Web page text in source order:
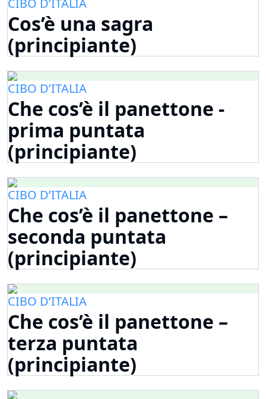
CIBO D’ITALIA
Cos’è una sagra
(principiante)
CIBO D’ITALIA
Che cos’è il panettone -
prima puntata
(principiante)
CIBO D’ITALIA
Che cos’è il panettone –
seconda puntata
(principiante)
CIBO D’ITALIA
Che cos’è il panettone –
terza puntata
(principiante)